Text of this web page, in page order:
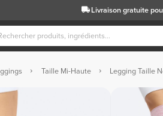
Livraison gratuite
Taille Mi-Haute Legging Taille